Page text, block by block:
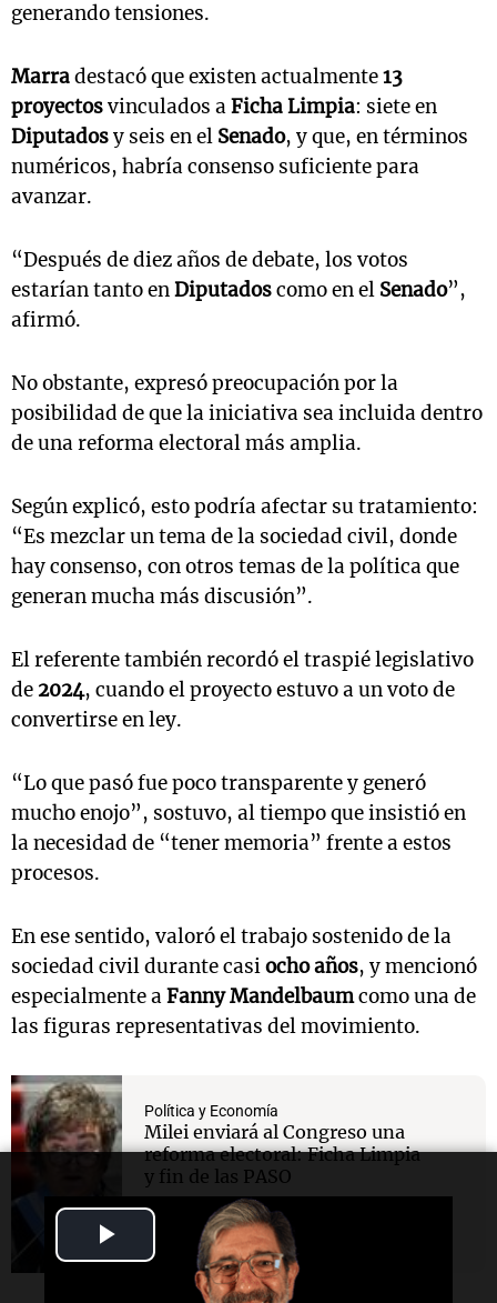
Video
generando tensiones.
Marradestacó que existen actualmente13
proyectosvinculados aFicha Limpia: siete en
Diputadosy seis en el Senado, y que, en términos
numéricos, habría consenso suficiente para
avanzar.
“Después de diez años de debate, los votos
estarían tanto enDiputadoscomo en el Senado”,
afirmó.
No obstante, expresó preocupación por la
posibilidad de que la iniciativa sea incluida dentro
de una reforma electoral más amplia.
Según explicó, esto podría afectar su tratamiento:
“Es mezclar un tema de la sociedad civil, donde
hay consenso, con otros temas de la política que
generan mucha más discusión”.
El referente también recordó el traspié legislativo
de 2024, cuando el proyecto estuvo a un voto de
convertirse en ley.
“Lo que pasó fue poco transparente y generó
mucho enojo”, sostuvo, al tiempo que insistió en
la necesidad de “tener memoria” frente a estos
procesos.
En ese sentido, valoró el trabajo sostenido de la
sociedad civil durante casiocho años, y mencionó
especialmente aFanny Mandelbaumcomo una de
las figuras representativas del movimiento.
Política y Economía
Milei enviará al Congreso una
reforma electoral: Ficha Limpia
y fin de las PASO